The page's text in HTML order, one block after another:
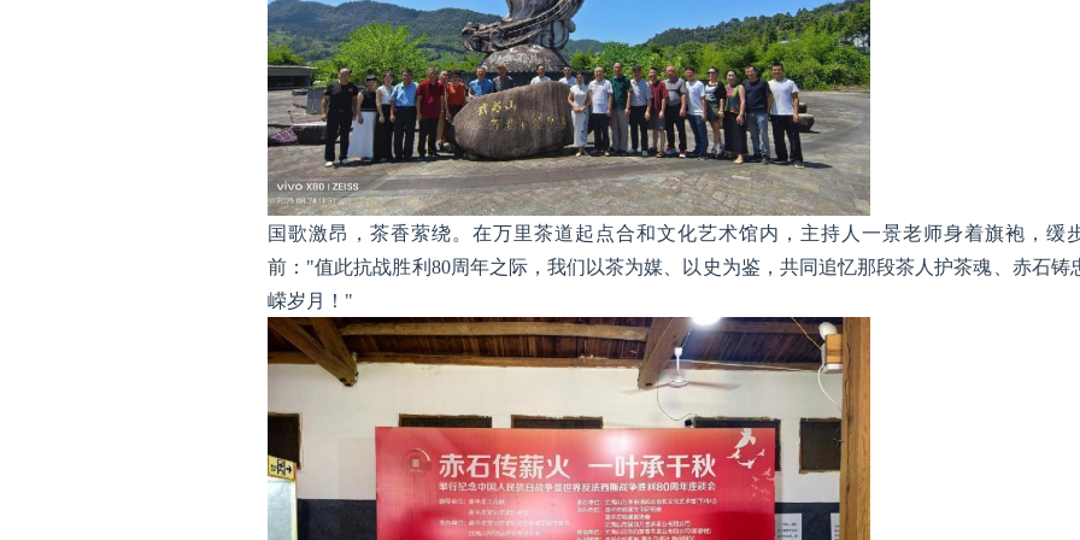
国歌激昂，茶香萦绕。在万里茶道起点合和文化艺术馆内，主持人一景老师身着旗袍，缓
前："值此抗战胜利80周年之际，我们以茶为媒、以史为鉴，共同追忆那段茶人护茶魂、赤石铸
嵘岁月！"